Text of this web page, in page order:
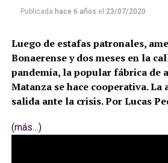
Publicada hace 6 años el 23/07/2020
Luego de estafas patronales,
Bonaerense y dos meses en la
pandemia, la popular fábrica de
Matanza se hace cooperativa.
salida ante la crisis. Por Lucas
(más…)